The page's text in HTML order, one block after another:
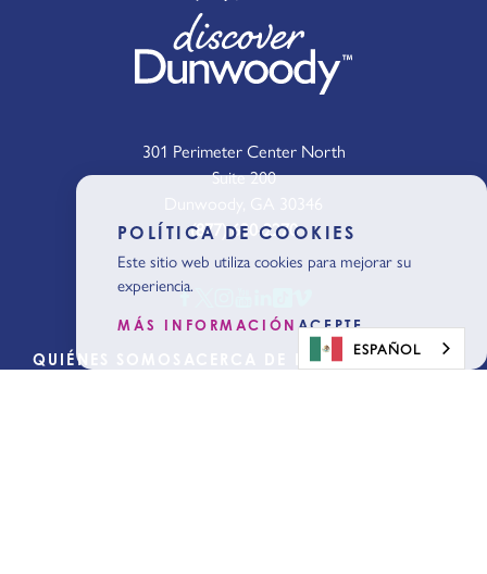
301 Perimeter Center North
Suite 200
(877) 630-2270
QUIÉNES SOMOS ACERCA DE DUNWOODYBLOG
MEDIOS DE COMUNICACIÓN
POLÍTICA DE COOKIES
Este sitio web utiliza cookies para mejorar su
experiencia.
MÁS INFORMACIÓN ACEPTE
ESPAÑOL